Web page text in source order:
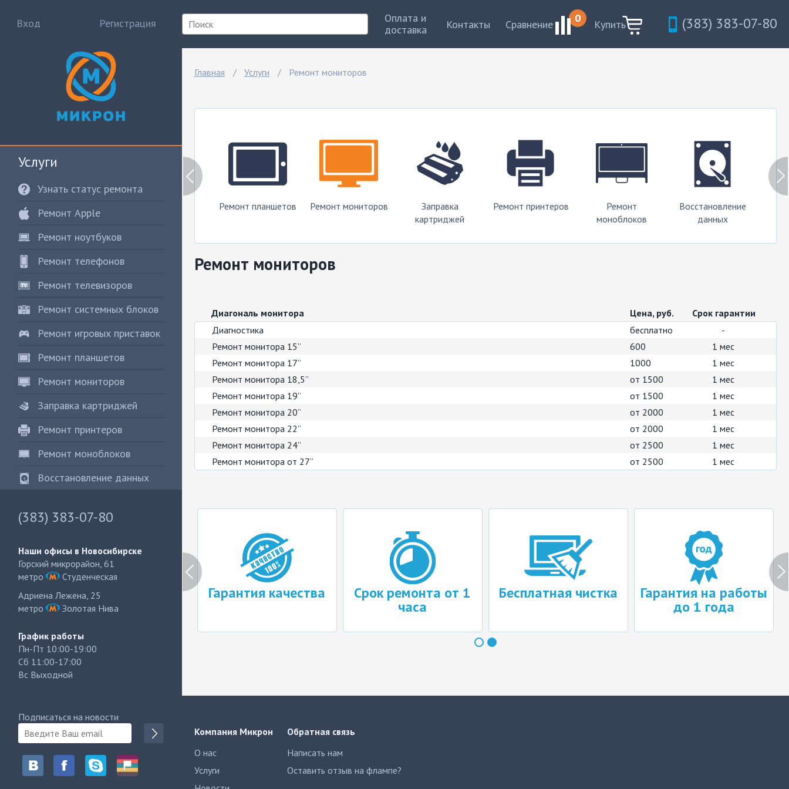
Вход Регистрация
Оплата и
доставка
Контакты Сравнение 0 Купить (383) 383-07-80
Услуги
Узнать статус ремонта
Ремонт Apple
Ремонт ноутбуков
Ремонт телефонов
Ремонт телевизоров
Ремонт системных блоков
Ремонт игровых приставок
Ремонт планшетов
Ремонт мониторов
Заправка картриджей
Ремонт принтеров
Ремонт моноблоков
Восстановление данных
(383) 383-07-80
Наши офисы в Новосибирске
Горский микрорайон, 61
метро
Студенческая
Адриена Лежена, 25
метро
Золотая Нива
График работы
Пн-Пт 10:00-19:00
Сб 11:00-17:00
Вс Выходной
Подписаться на новости
Главная Услуги Ремонт мониторов
блоков
Ремонт планшетов Ремонт мониторов
Заправка
картриджей
Ремонт принтеров
Ремонт
моноблоков
Восстановление
данных
Ремонт мониторов
Диагональ монитора Цена, руб.
Срок гарантии
Диагностика
бесплатно
-
Ремонт монитора 15”
600
1 мес
Ремонт монитора 17”
1000
1 мес
Ремонт монитора 18,5”
от 1500
1 мес
Ремонт монитора 19”
от 1500
1 мес
Ремонт монитора 20”
от 2000
1 мес
Ремонт монитора 22”
от 2000
1 мес
Ремонт монитора 24”
от 2500
1 мес
Ремонт монитора от 27”
от 2500 1 мес
Бесплатная
диагностика
Гарантия качества Срок ремонта от 1
часа
Бесплатная чистка Гарантия на работы
до 1 года
Компания Микрон
О нас
Услуги
Обратная связь
Написать нам
Оставить отзыв на флампе?